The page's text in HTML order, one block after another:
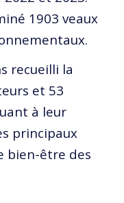
1903 veaux
recueilli la
et 53
à leur
principaux
bien-être des